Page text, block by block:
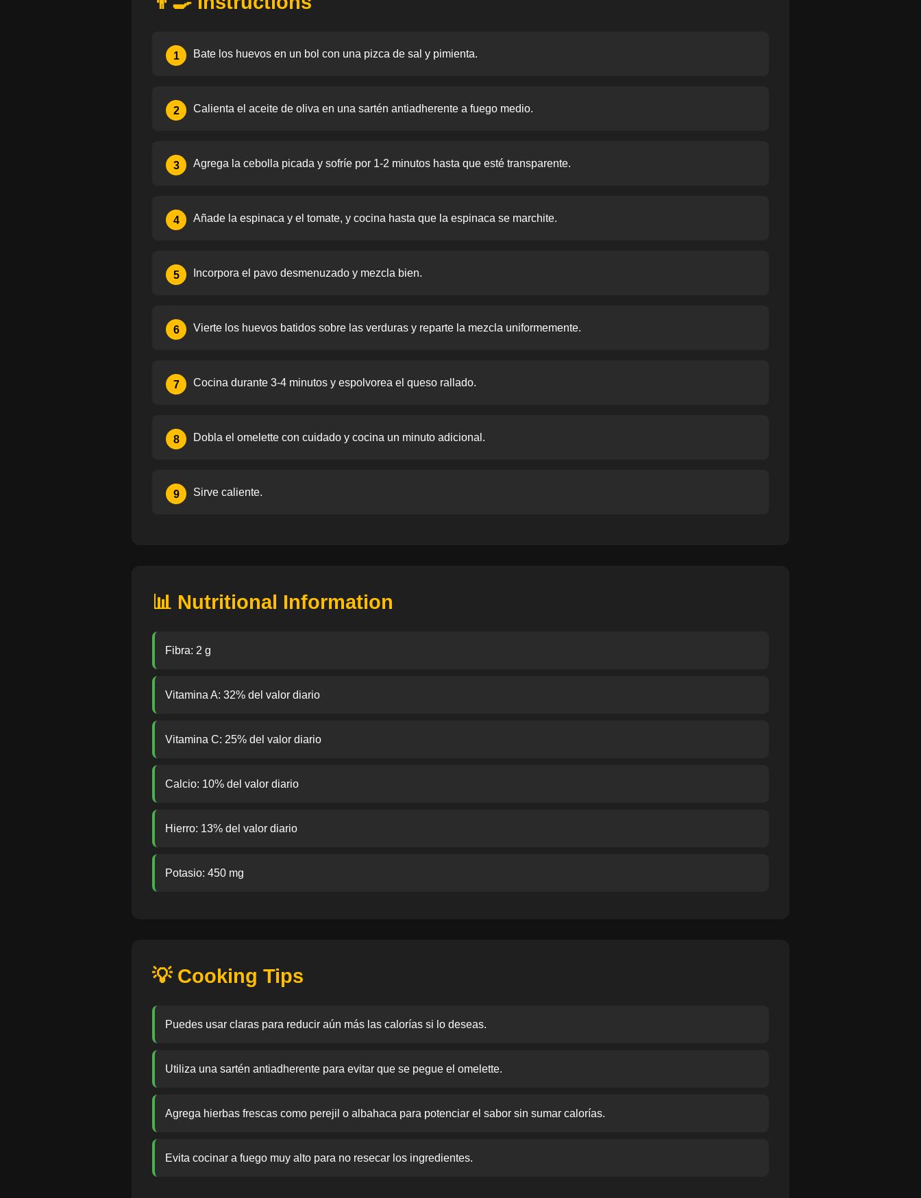
1 Bate los huevos en un bol con una pizca de sal y pimienta.
2 Calienta el aceite de oliva en una sartén antiadherente a fuego medio.
3 Agrega la cebolla picada y sofríe por 1-2 minutos hasta que esté transparente.
4 Añade la espinaca y el tomate, y cocina hasta que la espinaca se marchite.
5 Incorpora el pavo desmenuzado y mezcla bien.
6 Vierte los huevos batidos sobre las verduras y reparte la mezcla uniformemente.
7 Cocina durante 3-4 minutos y espolvorea el queso rallado.
8 Dobla el omelette con cuidado y cocina un minuto adicional.
9 Sirve caliente.
📊 Nutritional Information
Fibra: 2 g
Vitamina A: 32% del valor diario
Vitamina C: 25% del valor diario
Calcio: 10% del valor diario
Hierro: 13% del valor diario
Potasio: 450 mg
💡 Cooking Tips
Puedes usar claras para reducir aún más las calorías si lo deseas.
Utiliza una sartén antiadherente para evitar que se pegue el omelette.
Agrega hierbas frescas como perejil o albahaca para potenciar el sabor sin sumar calorías.
Evita cocinar a fuego muy alto para no resecar los ingredientes.